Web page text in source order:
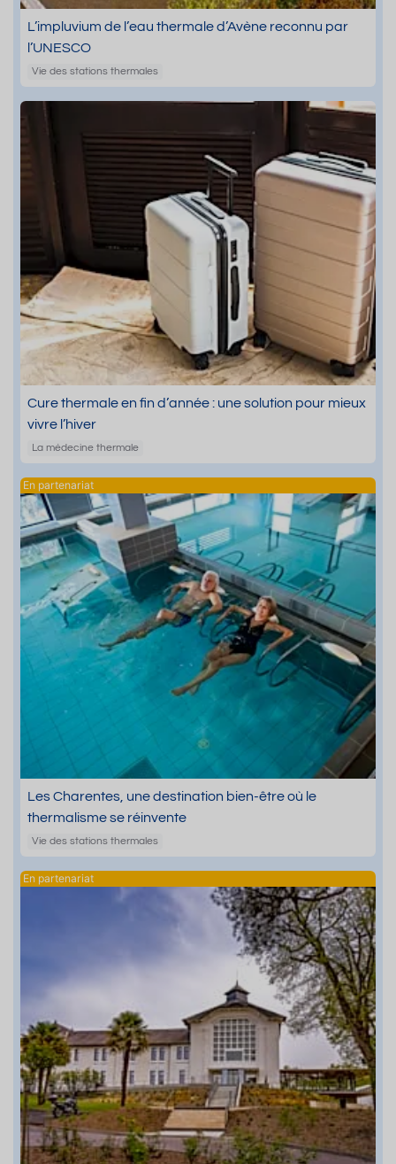
L’impluvium de l’eau thermale d’Avène reconnu par
l’UNESCO
Vie des stations thermales
Cure thermale en fin d’année : une solution pour mieux
vivre l’hiver
La médecine thermale
Les Charentes, une destination bien-être où le
thermalisme se réinvente
Vie des stations thermales